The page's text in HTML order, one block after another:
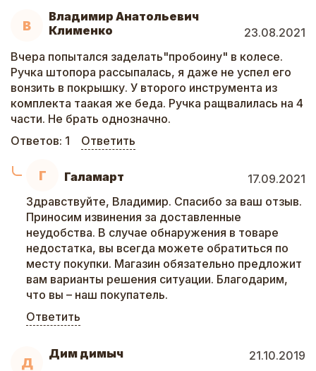
В
Владимир Анатольевич
Клименко
23.08.2021
Вчера попытался заделать"пробоину" в колесе.
Ручка штопора рассыпалась, я даже не успел его
вонзить в покрышку. У второго инструмента из
комплекта таакая же беда. Ручка ращвалилась на 4
части. Не брать однозначно.
Ответов: 1 Ответить
Г Галамарт
17.09.2021
Здравствуйте, Владимир. Спасибо за ваш отзыв.
Приносим извинения за доставленные
неудобства. В случае обнаружения в товаре
недостатка, вы всегда можете обратиться по
месту покупки. Магазин обязательно предложит
вам варианты решения ситуации. Благодарим,
что вы – наш покупатель.
Ответить
Д
Дим димыч
21.10.2019